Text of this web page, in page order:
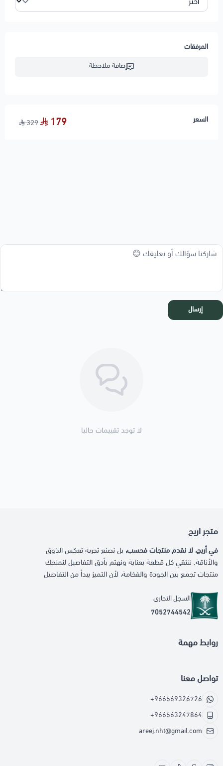
المرفقات
إضافة ملاحظة
السعر 179
329
إرسال
لا توجد تقييمات حاليا
متجر اريج
في أريج، لا نقدم منتجات فحسب، بل نصنع تجربة تعكس الذوق
والأناقة. ننتقي كل قطعة بعناية ونهتم بأدق التفاصيل لنمنحك
منتجات تجمع بين الجودة والفخامة، لأن التميز يبدأ من التفاصيل
السجل التجاري
7052744542
روابط مهمة
تواصل معنا
+966569326726
+966563247864
areej.nht@gmail.com